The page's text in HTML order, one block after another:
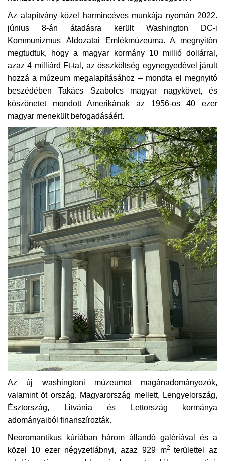
Az alapítvány közel harmincéves munkája nyomán 2022.
június 8-án átadásra került Washington DC-i
Kommunizmus Áldozatai Emlékmúzeuma. A megnyitón
megtudtuk, hogy a magyar kormány 10 millió dollárral,
azaz 4 milliárd Ft-tal, az összköltség egynegyedével járult
hozzá a múzeum megalapításához – mondta el megnyitó
beszédében Takács Szabolcs magyar nagykövet, és
köszönetet mondott Amerikának az 1956-os 40 ezer
magyar menekült befogadásáért.
Az új washingtoni múzeumot magánadományozók,
valamint öt ország, Magyarország mellett, Lengyelország,
Észtország, Litvánia és Lettország kormánya
adományaiból finanszírozták.
Neoromantikus kúriában három állandó galériával és a
közel 10 ezer négyzetlábnyi, azaz 929 m2területtel az